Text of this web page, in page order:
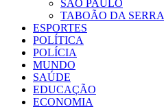
SÃO PAULO
TABOÃO DA SERRA
ESPORTES
POLÍTICA
POLÍCIA
MUNDO
SAÚDE
EDUCAÇÃO
ECONOMIA